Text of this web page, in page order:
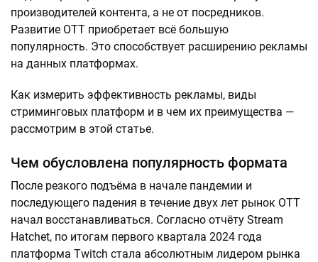
производителей контента, а не от посредников.
Развитие OTT приобретает всё большую
популярность. Это способствует расширению рекламы
на данных платформах.
Как измерить эффективность рекламы, виды
стриминговых платформ и в чем их преимущества —
рассмотрим в этой статье.
Чем обусловлена популярность формата
После резкого подъёма в начале пандемии и
последующего падения в течение двух лет рынок ОТТ
начал восстанавливаться. Согласно отчёту Stream
Hatchet, по итогам первого квартала 2024 года
платформа Twitch стала абсолютным лидером рынка